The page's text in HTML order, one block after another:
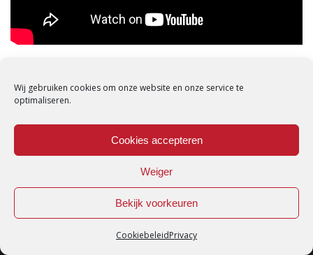
Wij gebruiken cookies om onze website en onze service te
optimaliseren.
Cookies accepteren
Weiger
Bekijk voorkeuren
CookiebeleidPrivacy
Loredana © Made with love byDirtyHippos